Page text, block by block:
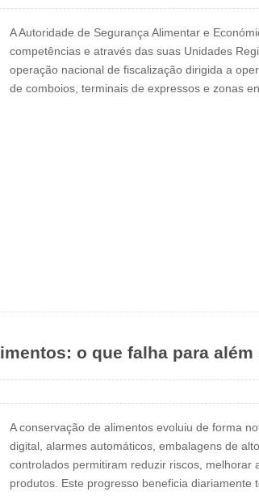
A Autoridade de Segurança Alimentar e
competências e através das suas Unidades
operação nacional de fiscalização dirigida a
de comboios, terminais de expressos e zonas
o que falha para
A conservação de alimentos evoluiu de forma
digital, alarmes automáticos, embalagens de
controlados permitiram reduzir riscos, melhorar
produtos. Este progresso beneficia diariamente